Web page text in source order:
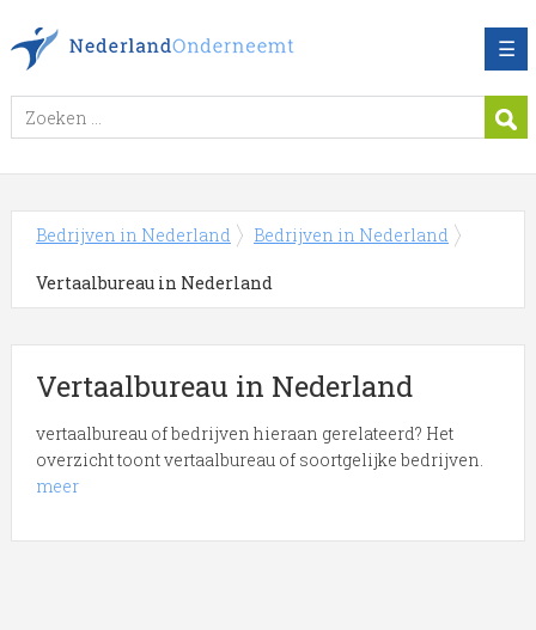
☰
Bedrijven in Nederland Bedrijven in Nederland
Vertaalbureau in Nederland
Vertaalbureau in Nederland
vertaalbureau of bedrijven hieraan gerelateerd? Het
overzicht toont vertaalbureau of soortgelijke bedrijven.
meer
Meer over Vertaalbureau